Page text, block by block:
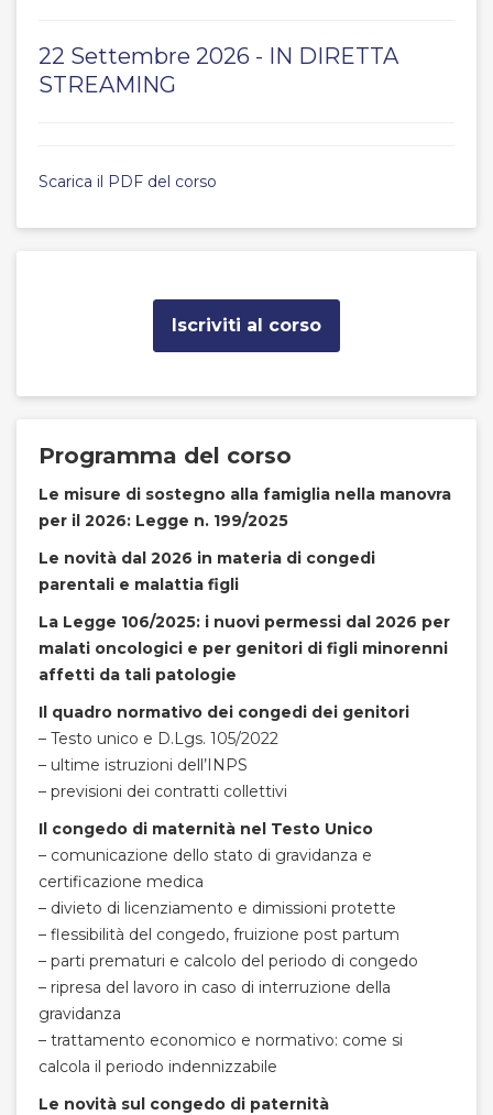
22 Settembre 2026 - IN DIRETTA
STREAMING
Scarica il PDF del corso
Iscriviti al corso
Programma del corso
Le misure di sostegno alla famiglia nella manovra
per il 2026: Legge n. 199/2025
Le novità dal 2026 in materia di congedi
parentali e malattia figli
La Legge 106/2025: i nuovi permessi dal 2026 per
malati oncologici e per genitori di figli minorenni
affetti da tali patologie
Il quadro normativo dei congedi dei genitori
– Testo unico e D.Lgs. 105/2022
– ultime istruzioni dell’INPS
– previsioni dei contratti collettivi
Il congedo di maternità nel Testo Unico
– comunicazione dello stato di gravidanza e
certificazione medica
– divieto di licenziamento e dimissioni protette
– flessibilità del congedo, fruizione post partum
– parti prematuri e calcolo del periodo di congedo
– ripresa del lavoro in caso di interruzione della
gravidanza
– trattamento economico e normativo: come si
calcola il periodo indennizzabile
Le novità sul congedo di paternità